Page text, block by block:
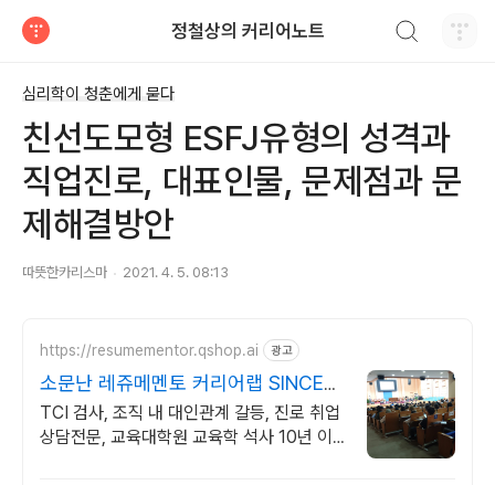
정철상의 커리어노트
심리학이 청춘에게 묻다
친선도모형 ESFJ유형의 성격과
직업진로, 대표인물, 문제점과 문
제해결방안
따뜻한카리스마 2021. 4. 5. 08:13
https://resumementor.qshop.ai 광고
소문난 레쥬메멘토 커리어랩 SINCE
2015
TCI 검사, 조직 내 대인관계 갈등, 진로 취업
상담전문, 교육대학원 교육학 석사 10년 이